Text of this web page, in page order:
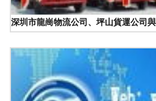
深圳市龍崗物流公司、坪山貨運公司